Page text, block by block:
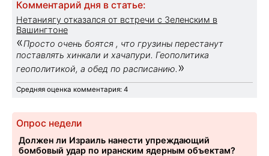
Комментарий дня в статье:
Нетаниягу отказался от встречи с Зеленским в
Вашингтоне
«Просто очень боятся , что грузины перестанут
поставлять хинкали и хачапури. Геополитика
геополитикой, а обед по расписанию. »
Средняя оценка комментария: 4
Опрос недели
Должен ли Израиль нанести упреждающий
бомбовый удар по иранским ядерным объектам?